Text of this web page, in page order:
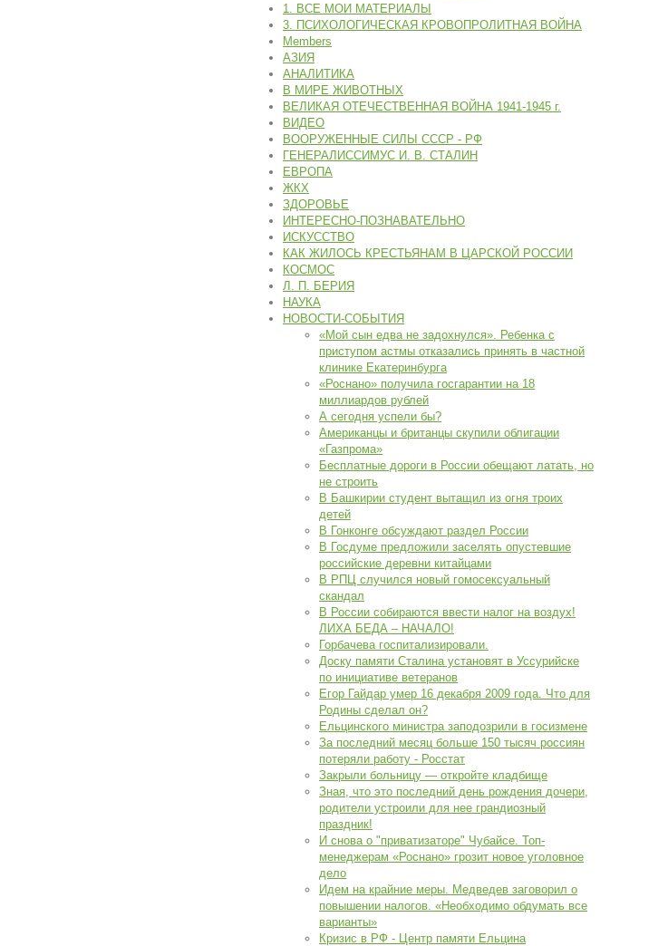
1. ВСЕ МОИ МАТЕРИАЛЫ
3. ПСИХОЛОГИЧЕСКАЯ КРОВОПРОЛИТНАЯ ВОЙНА
Members
АЗИЯ
АНАЛИТИКА
В МИРЕ ЖИВОТНЫХ
ВЕЛИКАЯ ОТЕЧЕСТВЕННАЯ ВОЙНА 1941-1945 г.
ВИДЕО
ВООРУЖЕННЫЕ СИЛЫ СССР - РФ
ГЕНЕРАЛИССИМУС И. В. СТАЛИН
ЕВРОПА
ЖКХ
ЗДОРОВЬЕ
ИНТЕРЕСНО-ПОЗНАВАТЕЛЬНО
ИСКУССТВО
КАК ЖИЛОСЬ КРЕСТЬЯНАМ В ЦАРСКОЙ РОССИИ
КОСМОС
Л. П. БЕРИЯ
НАУКА
НОВОСТИ-СОБЫТИЯ
«Мой сын едва не задохнулся». Ребенка с
приступом астмы отказались принять в частной
клинике Екатеринбурга
«Роснано» получила госгарантии на 18
миллиардов рублей
А сегодня успели бы?
Американцы и британцы скупили облигации
«Газпрома»
Бесплатные дороги в России обещают латать, но
не строить
В Башкирии студент вытащил из огня троих
детей
В Гонконге обсуждают раздел России
В Госдуме предложили заселять опустевшие
российские деревни китайцами
В РПЦ случился новый гомосексуальный
скандал
В России собираются ввести налог на воздух!
ЛИХА БЕДА – НАЧАЛО!
Горбачева госпитализировали.
Доску памяти Сталина установят в Уссурийске
по инициативе ветеранов
Егор Гайдар умер 16 декабря 2009 года. Что для
Родины сделал он?
Ельцинского министра заподозрили в госизмене
За последний месяц больше 150 тысяч россиян
потеряли работу - Росстат
Закрыли больницу — откройте кладбище
Зная, что это последний день рождения дочери,
родители устроили для нее грандиозный
праздник!
И снова о "приватизаторе" Чубайсе. Топ-
менеджерам «Роснано» грозит новое уголовное
дело
Идем на крайние меры. Медведев заговорил о
повышении налогов. «Необходимо обдумать все
варианты»
Кризис в РФ - Центр памяти Ельцина